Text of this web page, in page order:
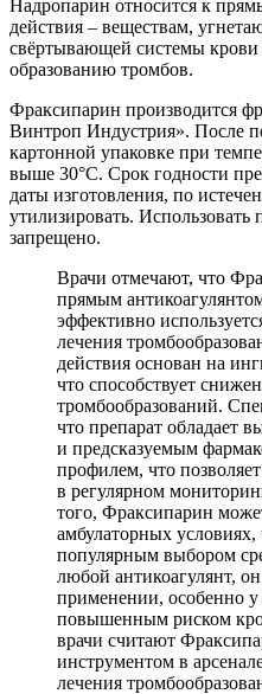
Надропарин относится к
действия – веществам,
свёртывающей системы
образованию тромбов.
Фраксипарин производится
Винтроп Индустрия». После
картонной упаковке при
выше 30°C. Срок годности
даты изготовления, по
утилизировать. Использовать
запрещено.
Врачи отмечают, что
прямым
эффективно
лечения
действия основан на
что способствует
тромбообразований.
что препарат обладает
и предсказуемым
профилем, что
в регулярном
того, Фраксипарин
амбулаторных условиях,
популярным выбором
любой антикоагулянт,
применении, особенно у
повышенным риском
врачи считают
инструментом в
лечения